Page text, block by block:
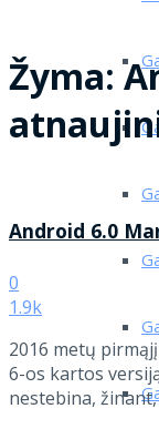
Žyma:
Android 6.0
0
1.9k
2016 metų
6-os kartos
nestebina,